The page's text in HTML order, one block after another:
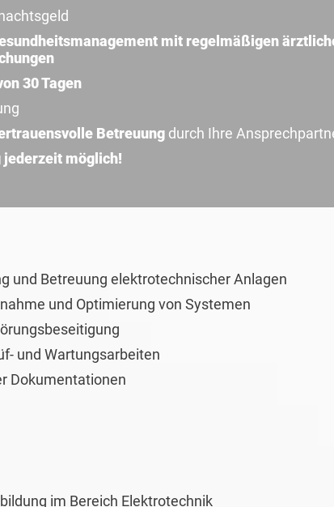
mit regelmäßigen
30 Tagen
Betreuung durch Ihre
jederzeit möglich!
und Betreuung elektrotechnischer Anlagen
und Optimierung von Systemen
und Wartungsarbeiten
Dokumentationen
im Bereich Elektrotechnik